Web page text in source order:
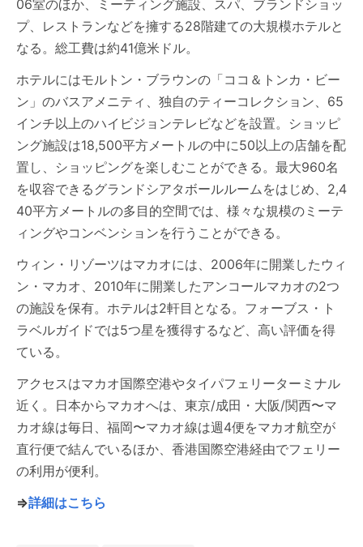
06室のほか、ミーティング施設、スパ、ブランドショッ
プ、レストランなどを擁する28階建ての大規模ホテルと
なる。総工費は約41億米ドル。
ホテルにはモルトン・ブラウンの「ココ＆トンカ・ビー
ン」のバスアメニティ、独自のティーコレクション、65
インチ以上のハイビジョンテレビなどを設置。ショッピ
ング施設は18,500平方メートルの中に50以上の店舗を配
置し、ショッピングを楽しむことができる。最大960名
を収容できるグランドシアタボールルームをはじめ、2,4
40平方メートルの多目的空間では、様々な規模のミーテ
ィングやコンベンションを行うことができる。
ウィン・リゾーツはマカオには、2006年に開業したウィ
ン・マカオ、2010年に開業したアンコールマカオの2つ
の施設を保有。ホテルは2軒目となる。フォーブス・ト
ラベルガイドでは5つ星を獲得するなど、高い評価を得
ている。
アクセスはマカオ国際空港やタイパフェリーターミナル
近く。日本からマカオへは、東京/成田・大阪/関西〜マ
カオ線は毎日、福岡〜マカオ線は週4便をマカオ航空が
直行便で結んでいるほか、香港国際空港経由でフェリー
の利用が便利。
⇒詳細はこちら